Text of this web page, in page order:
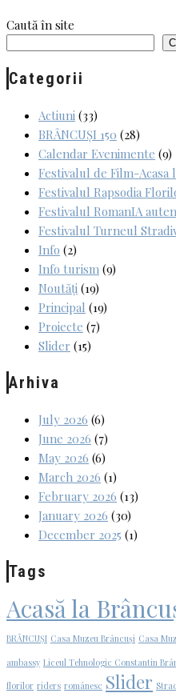
Caută în site
Categorii
Actiuni (33)
BRÂNCUȘI 150 (28)
Calendar Evenimente (9)
Festivalul de Film-Acasa
Festivalul Rapsodia
Festivalul RomanIA
Festivalul Turneul
Info (2)
Info turism (9)
Noutăți (19)
Principal (19)
Proiecte (7)
Slider (15)
Arhiva
July 2026 (6)
June 2026 (7)
May 2026 (6)
March 2026 (1)
February 2026 (13)
January 2026 (30)
December 2025 (1)
Tags
Acasă la
BRÂNCUȘI Casa Muzeu Brâncuși Casa
ambassy Liceul Tehnologic Constantin
florilor riders românesc Slider